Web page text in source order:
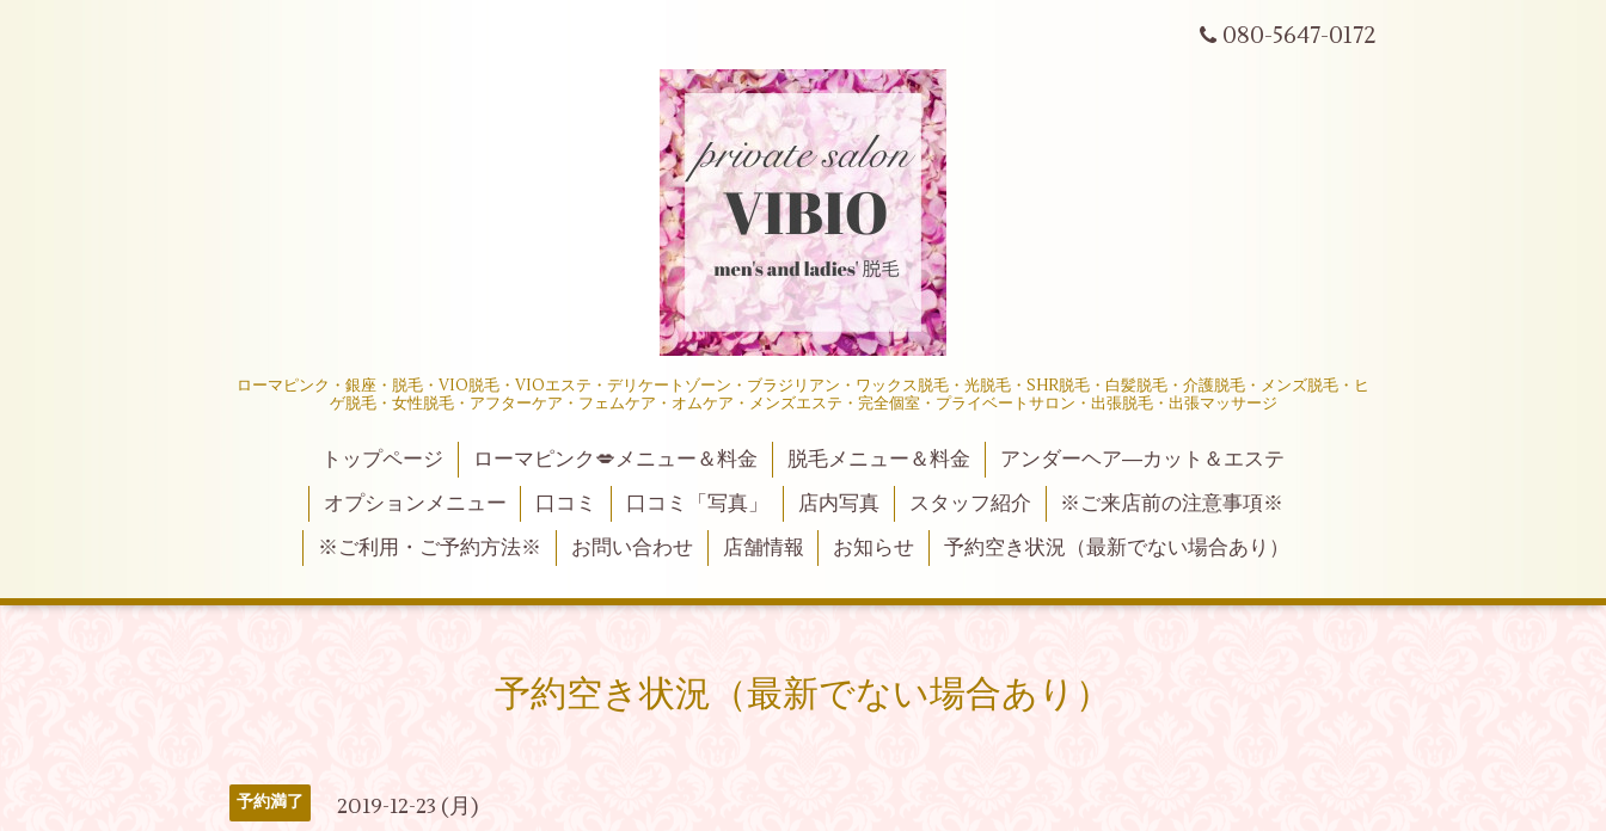
080-5647-0172
ローマピンク・銀座・脱毛・VIO脱毛・VIOエステ・デリケートゾーン・ブラジリアン・ワックス脱毛・光脱毛・SHR脱毛・白髪脱毛・介護脱毛・メンズ脱毛・ヒ
ゲ脱毛・女性脱毛・アフターケア・フェムケア・オムケア・メンズエステ・完全個室・プライベートサロン・出張脱毛・出張マッサージ
トップページ ローマピンク💋メニュー＆料金 脱毛メニュー＆料金
アンダーヘア―カット＆エステ
オプションメニュー
口コミ 口コミ「写真」 店内写真 スタッフ紹介
※ご来店前の注意事項※
※ご利用・ご予約方法※
お問い合わせ 店舗情報 お知らせ 予約空き状況（最新でない場合あり）
予約空き状況（最新でない場合あり）
予約満了 2019-12-23 (月)